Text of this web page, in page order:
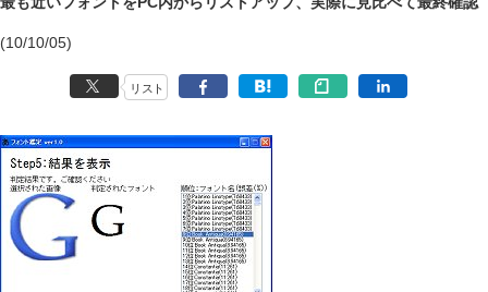
(10/10/05)
リスト